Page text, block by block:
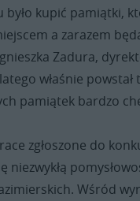
było kupić pamiątki,
a zarazem
Zadura,
właśnie
pamiątek bardzo
zgłoszone do
niezwykłą
Wśród